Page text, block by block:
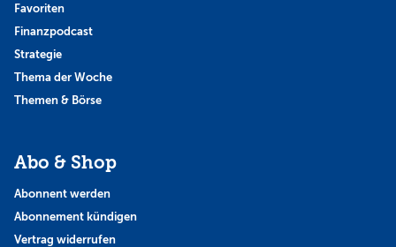
Favoriten
Finanzpodcast
Strategie
Thema der Woche
Themen & Börse
Abo & Shop
Abonnent werden
Abonnement kündigen
Vertrag widerrufen